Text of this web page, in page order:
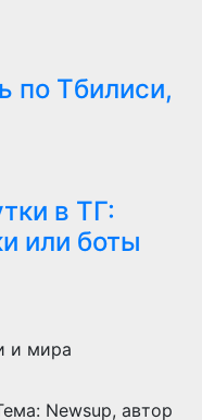
по Тбилиси,
в ТГ:
или боты
и мира
Newsup, автор